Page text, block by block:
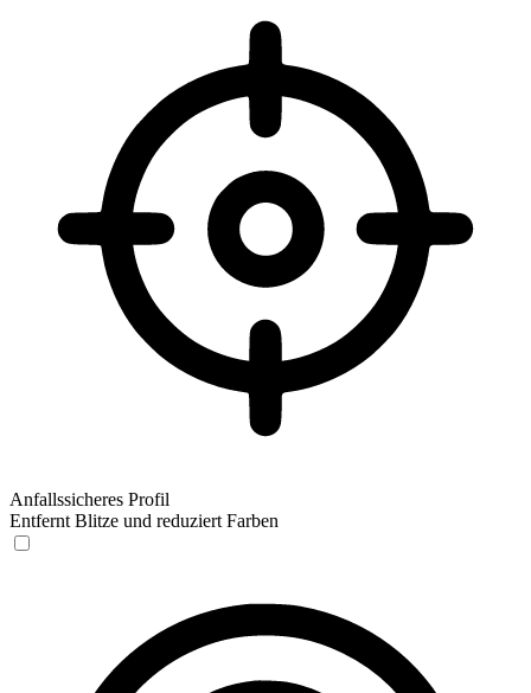
Anfallssicheres Profil
Entfernt Blitze und reduziert Farben